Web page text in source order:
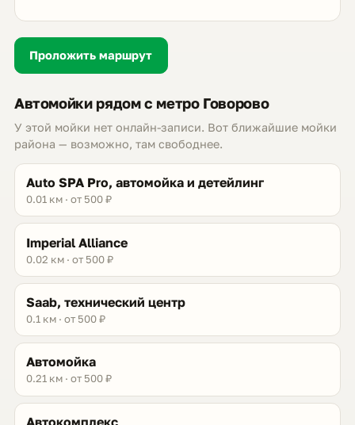
Проложить маршрут
Автомойки рядом с метро Говорово
У этой мойки нет онлайн-записи. Вот ближайшие мойки
района — возможно, там свободнее.
Auto SPA Pro, автомойка и детейлинг
0.01 км · от 500 ₽
Imperial Alliance
0.02 км · от 500 ₽
Saab, технический центр
0.1 км · от 500 ₽
Автомойка
0.21 км · от 500 ₽
Автокомплекс